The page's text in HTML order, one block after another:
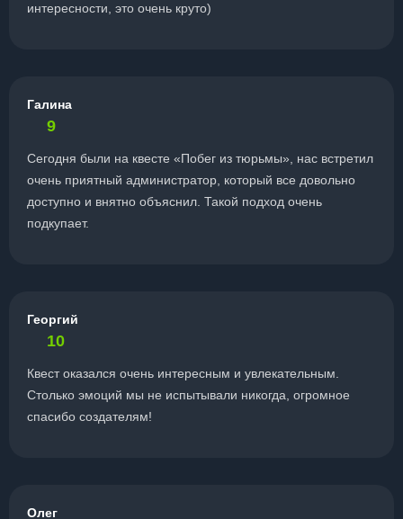
интересности, это очень круто)
Галина
9
Сегодня были на квесте «Побег из тюрьмы», нас встретил
очень приятный администратор, который все довольно
доступно и внятно объяснил. Такой подход очень
подкупает.
Георгий
10
Квест оказался очень интересным и увлекательным.
Столько эмоций мы не испытывали никогда, огромное
спасибо создателям!
Олег